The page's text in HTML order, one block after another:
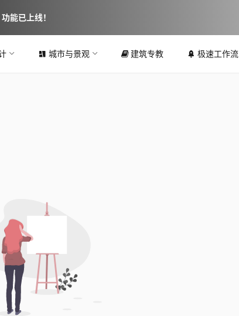
城市与景观 建筑专教 极速工作流
能已上线！